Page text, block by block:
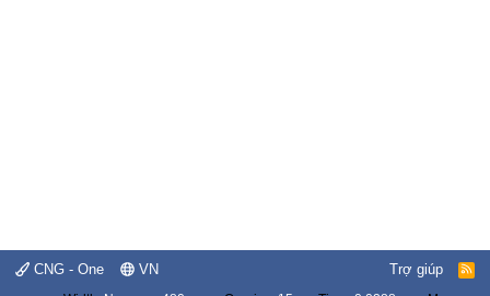
CNG - One VN Trợ giúp
R